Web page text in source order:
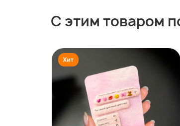
С этим товаром